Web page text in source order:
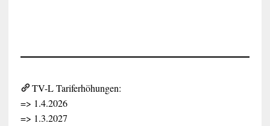
TV-L Tariferhöhungen:
=> 1.4.2026
=> 1.3.2027